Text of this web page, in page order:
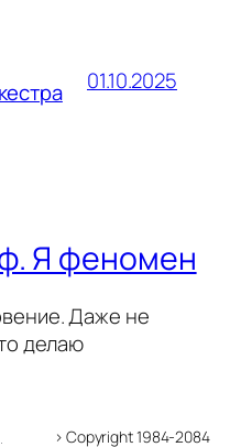
01.10.2025
Я феномен
Даже не
делаю
> Copyright 1984-2084